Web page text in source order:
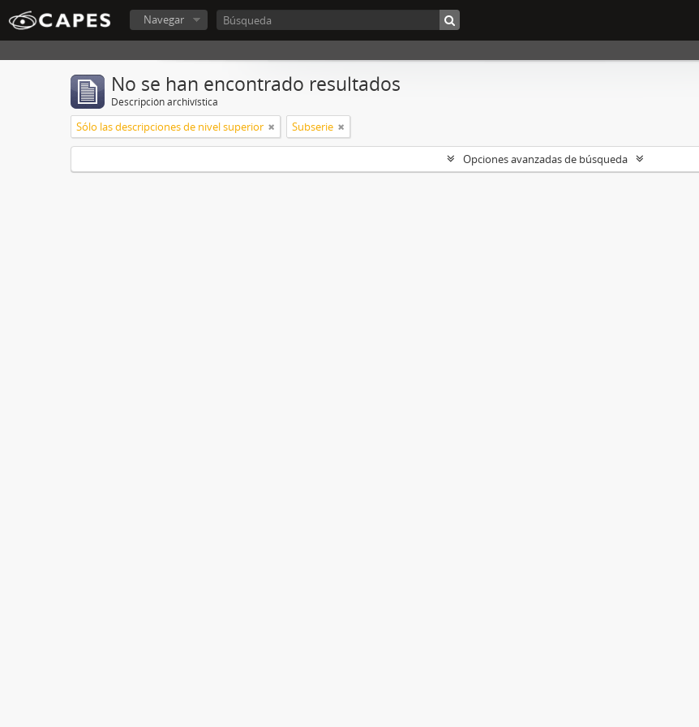
Navegar
No se han encontrado resultados
Descripción archivística
Sólo las descripciones de nivel superior Subserie
Opciones avanzadas de búsqueda